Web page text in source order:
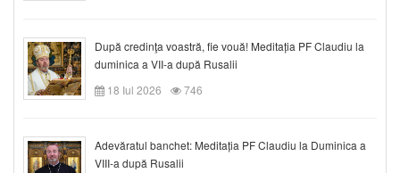
După credinţa voastră, fie vouă! Meditația PF Claudiu la
duminica a VII-a după Rusalii
18 Iul 2026
746
Adevăratul banchet: Meditația PF Claudiu la Duminica a
VIII-a după Rusalii